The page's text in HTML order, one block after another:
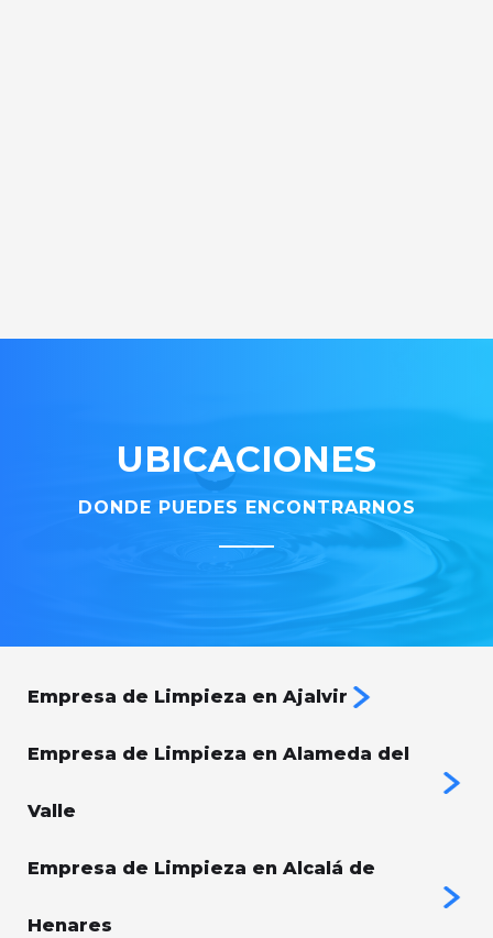
UBICACIONES
DONDE PUEDES ENCONTRARNOS
Empresa de Limpieza en Ajalvir
Empresa de Limpieza en Alameda del
Valle
Empresa de Limpieza en Alcalá de
Henares